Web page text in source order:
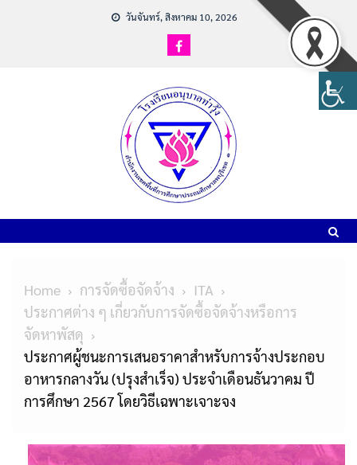
วันจันทร์, สิงหาคม 10, 2026
Home การจัดซื้อจัดจ้าง
ITA
ประกาศต่าง ๆ เกี่ยวกับการจัดซื้อจัดจ้างหรือการ
จัดหาพัสดุ
ประกาศผู้ชนะการเสนอราคาสำหรับการจ้างประกอบ
อาหารกลางวัน (ปรุงสำเร็จ) ประจำเดือนธันวาคม ปี
การศึกษา 2567 โดยวิธีเฉพาะเจาะจง